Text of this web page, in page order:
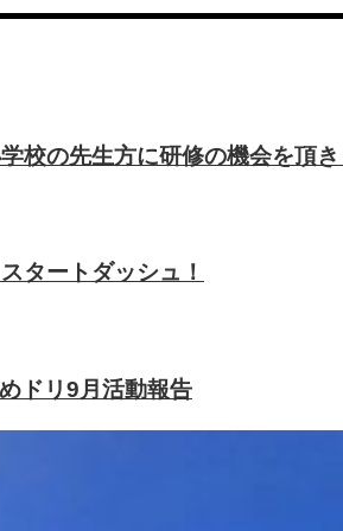
学校の先生方に研修の機会を頂
タートダッシュ！
ドリ9月活動報告